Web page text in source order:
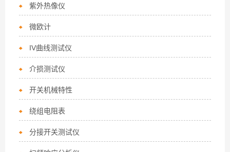
紫外热像仪
微欧计
IV曲线测试仪
介损测试仪
开关机械特性
绕组电阻表
分接开关测试仪